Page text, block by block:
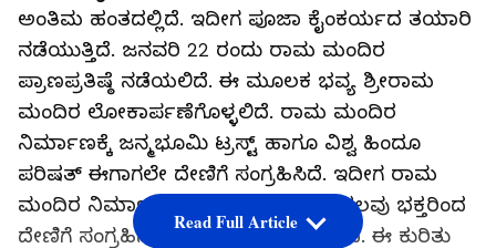
ಅಂತಿಮ ಹಂತದಲ್ಲಿದೆ. ಇದೀಗ ಪೂಜಾ ಕೈಂಕರ್ಯದ ತಯಾರಿ
ನಡೆಯುತ್ತಿದೆ. ಜನವರಿ 22 ರಂದು ರಾಮ ಮಂದಿರ
ಪ್ರಾಣಪ್ರತಿಷ್ಠೆ ನಡೆಯಲಿದೆ. ಈ ಮೂಲಕ ಭವ್ಯ ಶ್ರೀರಾಮ
ಮಂದಿರ ಲೋಕಾರ್ಪಣೆಗೊಳ್ಳಲಿದೆ. ರಾಮ ಮಂದಿರ
ನಿರ್ಮಾಣಕ್ಕೆ ಜನ್ಮಭೂಮಿ ಟ್ರಸ್ಟ್ ಹಾಗೂ ವಿಶ್ವ ಹಿಂದೂ
ಪರಿಷತ್ ಈಗಾಗಲೇ ದೇಣಿಗೆ ಸಂಗ್ರಹಿಸಿದೆ. ಇದೀಗ ರಾಮ
ಮಂದಿರ ನಿರ್ಮಾಣ ಹೆಸರಿನಲ್ಲಿ ವಂಚಕರು ಹಲವು ಭಕ್ತರಿಂದ
ದೇಣಿಗೆ ಸಂಗ್ರಹಿಸುತ್ತಿರುವುದು ಬೆಳಕಿಗೆ ಬಂದಿದೆ. ಈ ಕುರಿತು
Read Full Article